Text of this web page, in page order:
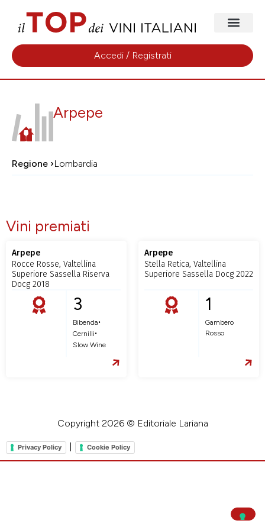
Accedi / Registrati
Arpepe
Regione ›Lombardia
Vini premiati
Arpepe
Rocce Rosse, Valtellina
Superiore Sassella Riserva
Docg 2018
3
Bibenda•
Cernilli•
Slow Wine
Arpepe
Stella Retica, Valtellina
Superiore Sassella Docg 2022
1
Gambero
Rosso
Copyright 2026 © Editoriale Lariana
Privacy Policy Cookie Policy